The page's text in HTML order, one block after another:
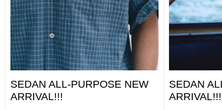
SEDAN ALL-PURPOSE NEW
ARRIVAL!!!
SEDAN
ARRIVAL!!!